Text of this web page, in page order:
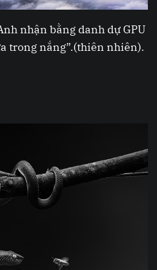
nhận bằng danh dự GPU
trong nắng”.(thiên nhiên).